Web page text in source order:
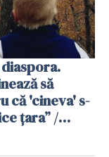
să
că 'cineva' s-
țara” /